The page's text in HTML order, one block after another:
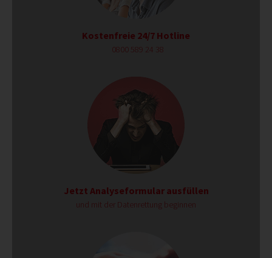
Kostenfreie 24/7 Hotline
0800 589 24 38
Jetzt Analyseformular ausfüllen
und mit der Datenrettung beginnen